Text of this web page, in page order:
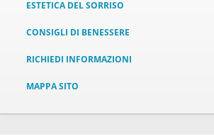
ESTETICA DEL SORRISO
CONSIGLI DI BENESSERE
RICHIEDI INFORMAZIONI
MAPPA SITO